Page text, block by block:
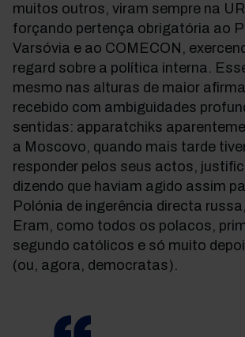
muitos outros, viram sempre na
forçando pertença obrigatória ao
Varsóvia e ao COMECON,
regard sobre a política interna.
mesmo nas alturas de maior
recebido com ambiguidades
sentidas: apparatchiks
a Moscovo, quando mais tarde
responder pelos seus actos,
dizendo que haviam agido assim
Polónia de ingerência directa
Eram, como todos os polacos,
segundo católicos e só muito
(ou, agora, democratas).